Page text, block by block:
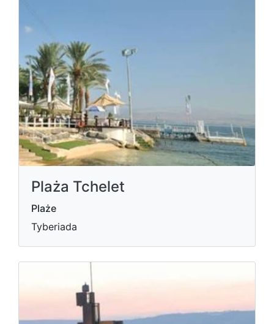
Plaża Tchelet
Plaże
Tyberiada